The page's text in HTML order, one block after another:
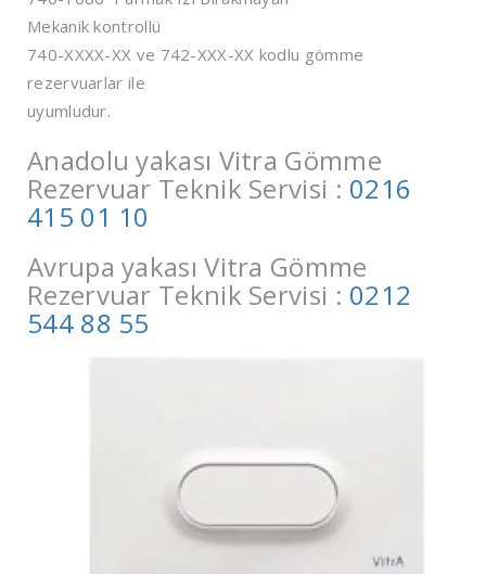
Mekanik kontrollü
740-XXXX-XX ve 742-XXX-XX kodlu gömme
rezervuarlar ile
uyumludur.
Anadolu yakası Vitra Gömme
Rezervuar Teknik Servisi : 0216
415 01 10
Avrupa yakası Vitra Gömme
Rezervuar Teknik Servisi : 0212
544 88 55